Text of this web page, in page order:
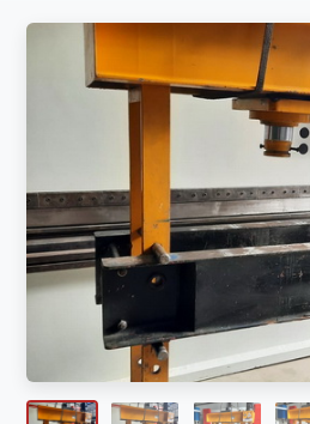
Blog
Hakkımızda
0537 892